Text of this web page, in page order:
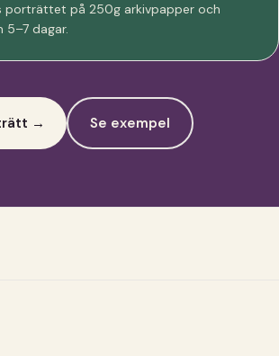
porträttet på 250g arkivpapper och
5–7 dagar.
→ Se exempel